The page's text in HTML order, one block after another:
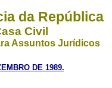
da República
Civil
Assuntos Jurídicos
DE 1989.